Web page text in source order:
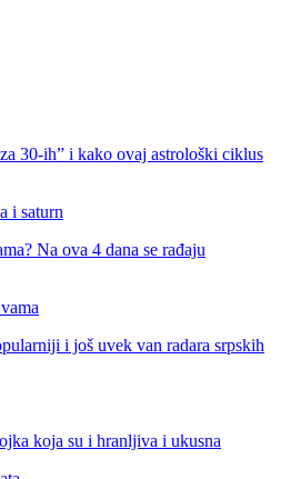
30-ih” i kako ovaj astrološki ciklus
Na ova 4 dana se rađaju
i još uvek van radara srpskih
koja su i hranljiva i ukusna